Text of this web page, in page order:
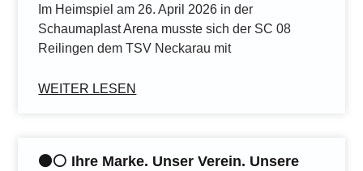
Im Heimspiel am 26. April 2026 in der
Schaumaplast Arena musste sich der SC 08
Reilingen dem TSV Neckarau mit
WEITER LESEN
⚫️⚪️ Ihre Marke. Unser Verein. Unsere